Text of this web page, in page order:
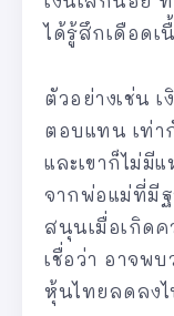
ได้รู้สึกเดือดเ
ตัวอย่างเช่น
ตอบแทน เท่า
และเขาก็ไม่มี
จากพ่อแม่ที่มีฐ
สนุนเมื่อเกิดค
เชื่อว่า อาจพ
หุ้นไทยลดลงไ